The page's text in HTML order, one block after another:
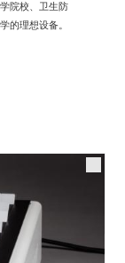
院校、卫生防
的理想设备。